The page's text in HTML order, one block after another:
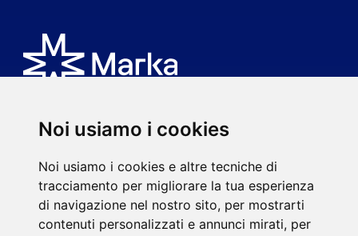
Noi usiamo i cookies
Noi usiamo i cookies e altre tecniche di
tracciamento per migliorare la tua esperienza
di navigazione nel nostro sito, per mostrarti
contenuti personalizzati e annunci mirati, per
È un brand di MK spa.
Via Ciro Menotti, 77
20017 Rho (MI)
P.IVA 08593920963